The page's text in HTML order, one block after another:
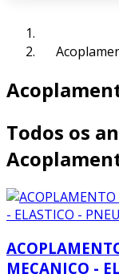
Todos os
MECANICO -